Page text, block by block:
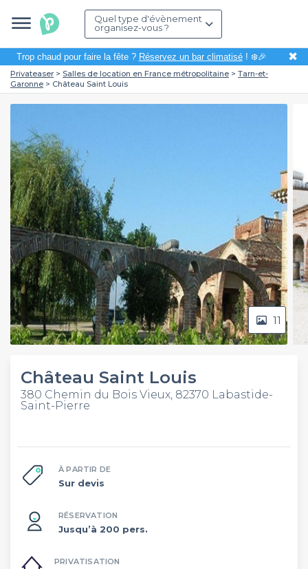
Quel type d'évènement
organisez-vous ?
Trop chaud pour faire la fête ? Réservez un bar climatisé! ❄️🎉 ✖
Privateaser Salles de location en France métropolitaine
Tarn-et-
Garonne
Château Saint Louis
11
Château Saint Louis
380 Chemin du Bois Vieux, 82370 Labastide-
Saint-Pierre
À PARTIR DE
Sur devis
RÉSERVATION
Jusqu’à 200 pers.
PRIVATISATION